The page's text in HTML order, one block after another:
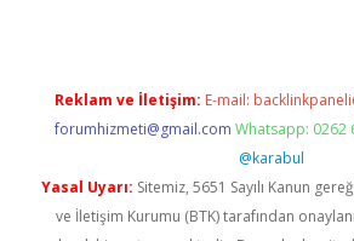
Reklam ve İletişim: E-mail:
forumhizmeti@gmail.com Whatsapp: 0262
@karabul
Yasal Uyarı: Sitemiz, 5651 Sayılı Kanun
ve İletişim Kurumu (BTK) tarafından